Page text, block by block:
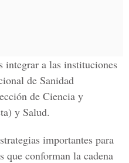
integrar a las instituciones
de Sanidad
de Ciencia y
y Salud.
importantes para
que conforman la cadena